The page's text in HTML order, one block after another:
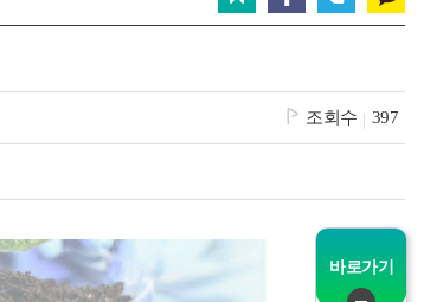
조회수 397
바로가기